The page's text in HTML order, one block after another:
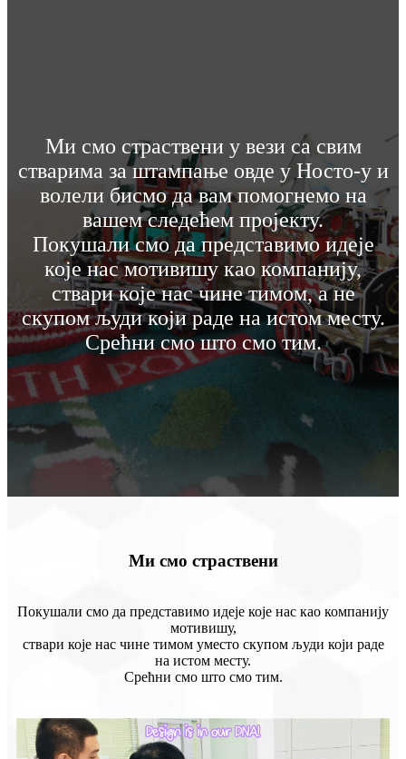
Ми смо страствени у вези са свим
стварима за штампање овде у Носто-у и
волели бисмо да вам помогнемо на
вашем следећем пројекту.
Покушали смо да представимо идеје
које нас мотивишу као компанију,
ствари које нас чине тимом, а не
скупом људи који раде на истом месту.
Срећни смо што смо тим.
Ми смо страствени
Покушали смо да представимо идеје које нас као компанију
мотивишу,
ствари које нас чине тимом уместо скупом људи који раде
на истом месту.
Срећни смо што смо тим.